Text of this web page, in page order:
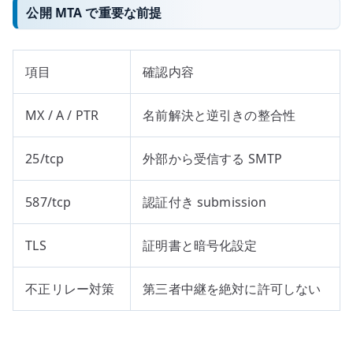
公開 MTA で重要な前提
項目 確認内容
MX / A / PTR 名前解決と逆引きの整合性
25/tcp 外部から受信する SMTP
587/tcp 認証付き submission
TLS 証明書と暗号化設定
不正リレー対策 第三者中継を絶対に許可しない